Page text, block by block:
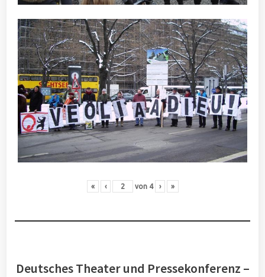
« ‹ von 4 › »
Deutsches Theater und Pressekonferenz –